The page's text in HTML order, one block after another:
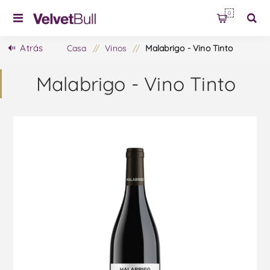
0
Atrás Casa / Vinos / Malabrigo - Vino Tinto
Malabrigo - Vino Tinto